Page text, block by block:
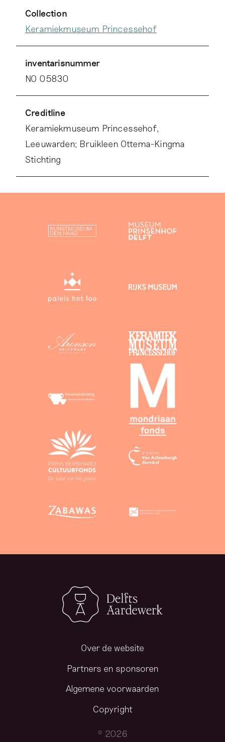
Collection
Keramiekmuseum Princessehof
inventarisnummer
NO 05830
Creditline
Keramiekmuseum Princessehof,
Leeuwarden; Bruikleen Ottema-Kingma
Stichting
Over de website
Partners en sponsoren
Algemene voorwaarden
Copyright
© 2026